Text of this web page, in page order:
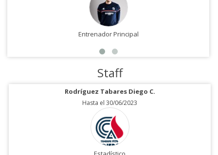
Entrenador Principal
Staff
Rodríguez Tabares Diego C.
Hasta el 30/06/2023